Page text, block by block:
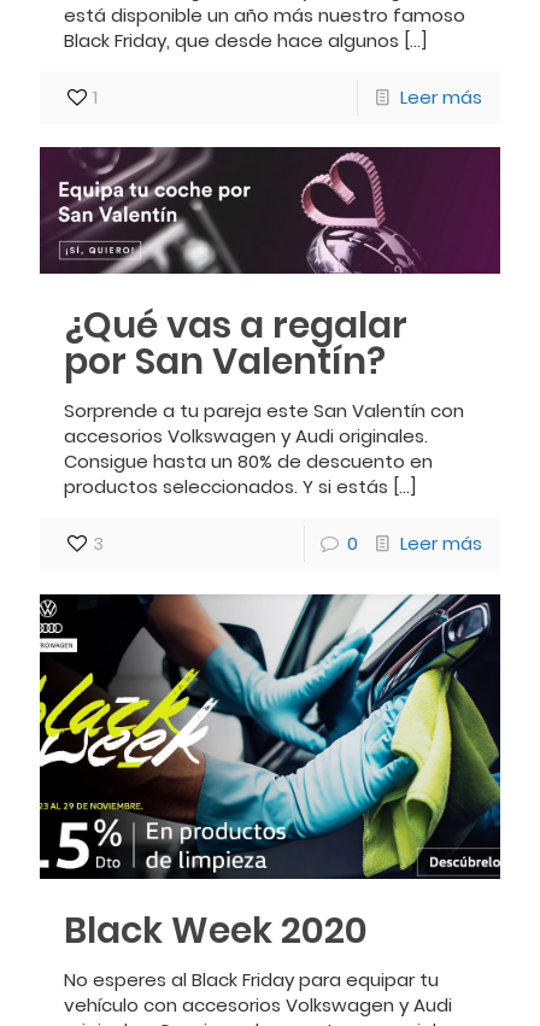
está disponible un año más nuestro famoso
Black Friday, que desde hace algunos […]
1 Leer más
¿Qué vas a regalar
por San Valentín?
Sorprende a tu pareja este San Valentín con
accesorios Volkswagen y Audi originales.
Consigue hasta un 80% de descuento en
productos seleccionados. Y si estás […]
3 0 Leer más
Black Week 2020
No esperes al Black Friday para equipar tu
vehículo con accesorios Volkswagen y Audi